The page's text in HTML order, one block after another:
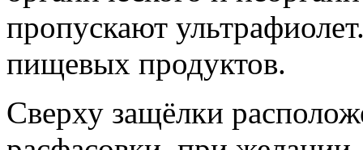
пропускают
пищевых продуктов.
Сверху защёлки